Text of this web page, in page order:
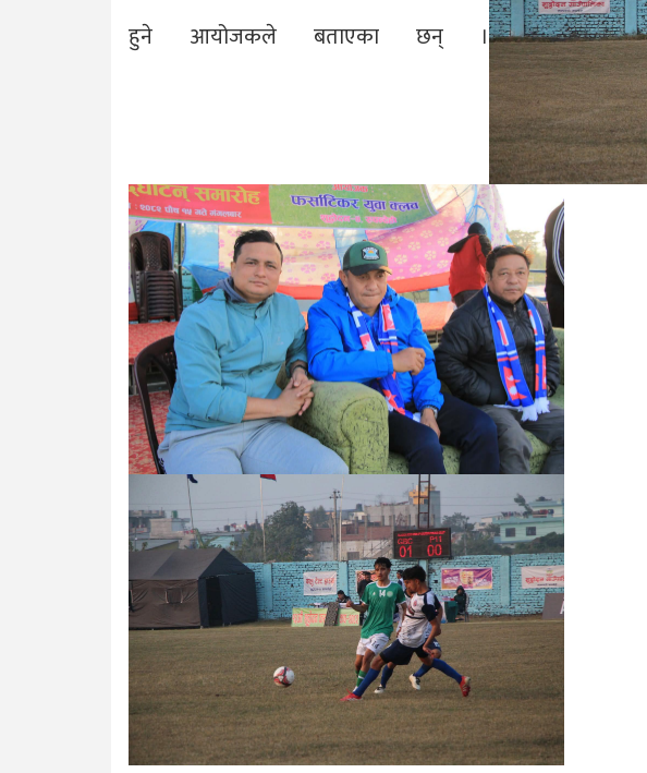
हुने आयोजकले बताएका छन् ।